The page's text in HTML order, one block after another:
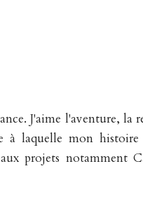
J'aime l'aventure, la
à laquelle mon
projets notamment